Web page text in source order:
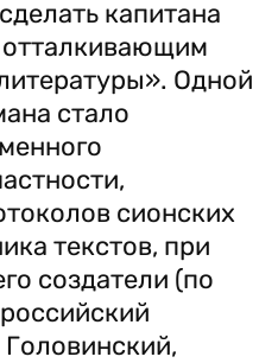
капитана
Одной
стало
сионских
текстов, при
создатели (по